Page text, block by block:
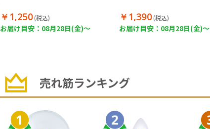
￥1,250 (税込)
お届け目安：08月28日(金)～
￥1,390 (税込)
お届け目安：08月28日(金)～
売れ筋ランキング